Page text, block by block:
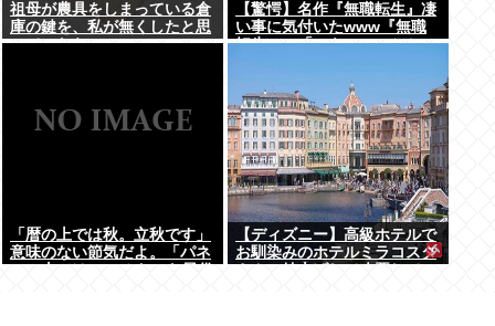
祖母が農具をしまっている倉
庫の鍵を、私が無くしたと思
っていたら…
【驚愕】名作『無職転生』凄
い事に気付いたwww『無職
転生』の「ロキシー」とかい
「暦の上では秋。立秋です」
意味のない節気だよ。「パネ
【ディズニー】高級ホテルで
お馴染みのホテルミラコスタ